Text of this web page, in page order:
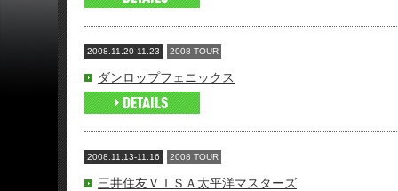
2008.11.20-11.23 2008 TOUR
ダンロップフェニックス
2008.11.13-11.16 2008 TOUR
三井住友ＶＩＳＡ太平洋マスターズ